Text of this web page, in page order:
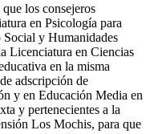
los consejeros
en Psicología para
Social y Humanidades
Licenciatura en Ciencias
en la misma
adscripción de
y en Educación Media en
y pertenecientes a la
Los Mochis, para que